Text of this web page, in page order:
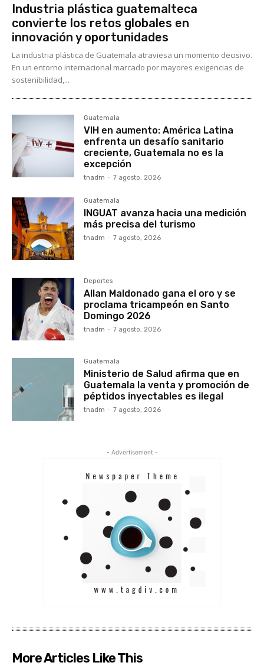
Industria plástica guatemalteca
convierte los retos globales en
innovación y oportunidades
La industria plástica de Guatemala atraviesa un momento decisivo.
En un entorno internacional marcado por mayores exigencias de
sostenibilidad,...
Guatemala
VIH en aumento: América Latina
enfrenta un desafío sanitario
creciente, Guatemala no es la
excepción
tnadm - 7 agosto, 2026
Guatemala
INGUAT avanza hacia una medición
más precisa del turismo
tnadm - 7 agosto, 2026
Deportes
Allan Maldonado gana el oro y se
proclama tricampeón en Santo
Domingo 2026
tnadm - 7 agosto, 2026
Guatemala
Ministerio de Salud afirma que en
Guatemala la venta y promoción de
péptidos inyectables es ilegal
tnadm - 7 agosto, 2026
- Advertisement -
More Articles Like This